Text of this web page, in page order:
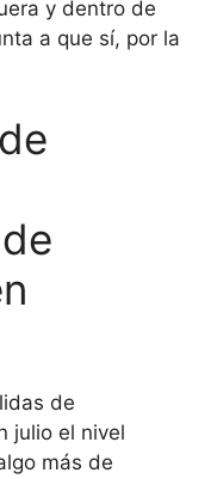
y dentro de
a que sí, por la
de
julio el nivel
más de